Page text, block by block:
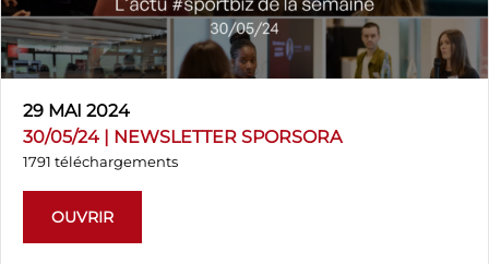
29 MAI 2024
30/05/24 | NEWSLETTER SPORSORA
1791 téléchargements
OUVRIR